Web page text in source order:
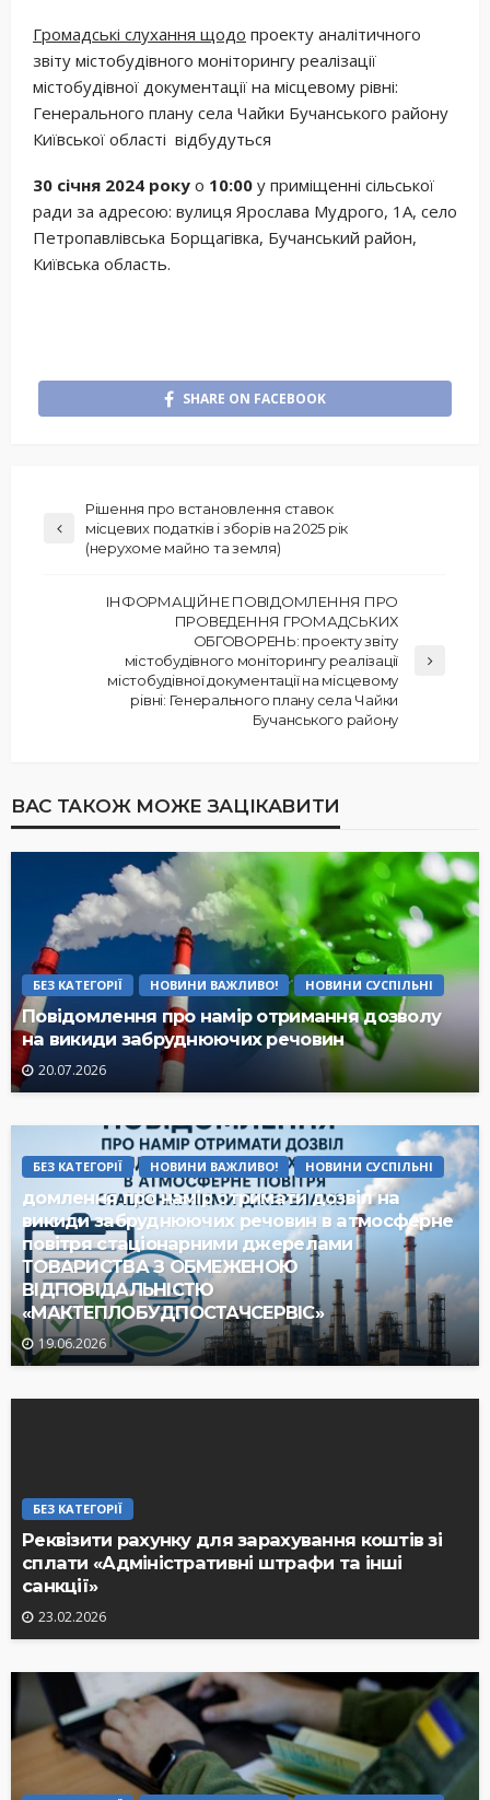
Громадські слухання щодо проекту аналітичного
звіту містобудівного моніторингу реалізації
містобудівної документації на місцевому рівні:
Генерального плану села Чайки Бучанського району
Київської області відбудуться
30 січня 2024 року о 10:00 у приміщенні сільської
ради за адресою: вулиця Ярослава Мудрого, 1А, село
Петропавлівська Борщагівка, Бучанський район,
Київська область.
SHARE ON FACEBOOK
Рішення про встановлення ставок
місцевих податків і зборів на 2025 рік
(нерухоме майно та земля)
ІНФОРМАЦІЙНЕ ПОВІДОМЛЕННЯ ПРО
ПРОВЕДЕННЯ ГРОМАДСЬКИХ
ОБГОВОРЕНЬ: проекту звіту
містобудівного моніторингу реалізації
містобудівної документації на місцевому
рівні: Генерального плану села Чайки
Бучанського району
ВАС ТАКОЖ МОЖЕ ЗАЦІКАВИТИ
БЕЗ КАТЕГОРІЇ НОВИНИ ВАЖЛИВО! НОВИНИ СУСПІЛЬНІ
Повідомлення про намір отримання дозволу
на викиди забруднюючих речовин
20.07.2026
БЕЗ КАТЕГОРІЇ НОВИНИ ВАЖЛИВО! НОВИНИ СУСПІЛЬНІ
домлення про намір отримати дозвіл на
викиди забруднюючих речовин в атмосферне
повітря стаціонарними джерелами
ТОВАРИСТВА З ОБМЕЖЕНОЮ
ВІДПОВІДАЛЬНІСТЮ
«МАКТЕПЛОБУДПОСТАЧСЕРВІС»
19.06.2026
БЕЗ КАТЕГОРІЇ
Реквізити рахунку для зарахування коштів зі
сплати «Адміністративні штрафи та інші
санкції»
23.02.2026